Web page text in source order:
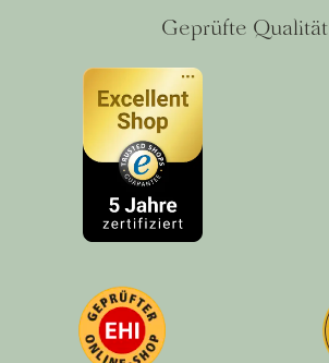
Geprüfte Qualität